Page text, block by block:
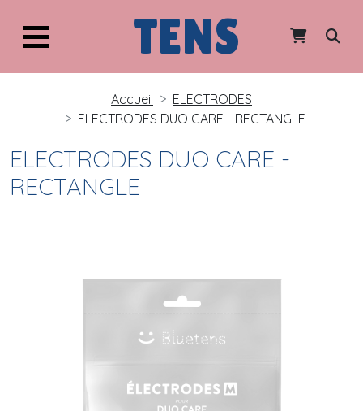
TENS
Accueil
ELECTRODES
ELECTRODES DUO CARE - RECTANGLE
ELECTRODES DUO CARE -
RECTANGLE